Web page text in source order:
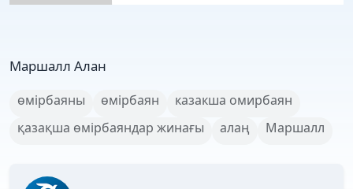
Маршалл Алан
өмірбаяны өмірбаян
казакша омирбаян
қазақша өмірбаяндар жинағы
алаң Маршалл